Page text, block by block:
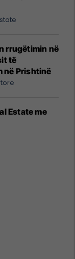
rrugëtimin në
të
në Prishtinë
Estate me